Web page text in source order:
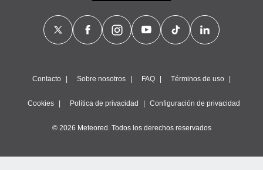
Contacto Sobre nosotros FAQ Términos de uso
Cookies Política de privacidad Configuración de privacidad
© 2026 Meteored. Todos los derechos reservados